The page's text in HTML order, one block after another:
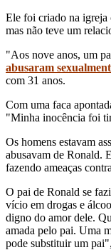
Ele foi criado na igreja
mas não teve um
"Aos nove anos, um
abusaram
com 31 anos.
Com uma faca
"Minha inocência foi
Os homens estavam
abusavam de Ronald.
fazendo ameaças
O pai de Ronald se
vício em drogas e
digno do amor dele.
amada pelo pai. Uma
pode substituir um